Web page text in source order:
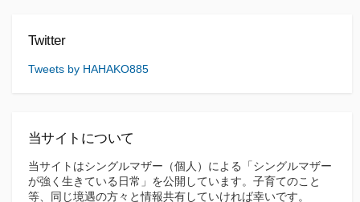
Twitter
Tweets by HAHAKO885
当サイトについて
当サイトはシングルマザー（個人）による「シングルマザー
が強く生きている日常」を公開しています。子育てのこと
等、同じ境遇の方々と情報共有していければ幸いです。